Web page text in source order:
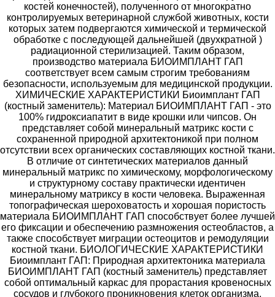
костей конечностей), полученного от многократно
контролируемых ветеринарной службой животных, кости
которых затем подвергаются химической и термической
обработке с последующей дальнейшей (двухкратной )
радиационной стерилизацией. Таким образом,
производство материала БИОИМПЛАНТ ГАП
соответствует всем самым строгим требованиям
безопасности, используемым для медицинской продукции.
ХИМИЧЕСКИЕ ХАРАКТЕРИСТИКИ Биоимплант ГАП
(костный заменитель): Материал БИОИМПЛАНТ ГАП - это
100% гидроксиапатит в виде крошки или чипсов. Он
представляет собой минеральный матрикс кости с
сохраненной природной архитектоникой при полном
отсутствии всех органических составляющих костной ткани.
В отличие от синтетических материалов данный
минеральный матрикс по химическому, морфологическому
и структурному составу практически идентичен
минеральному матриксу в кости человека. Выраженная
топографическая шероховатость и хорошая пористость
материала БИОИМПЛАНТ ГАП способствует более лучшей
его фиксации и обеспечению размножения остеобластов, а
также способствует миграции остеоцитов и ремодуляции
костной ткани. БИОЛОГИЧЕСКИЕ ХАРАКТЕРИСТИКИ
Биоимплант ГАП: Природная архитектоника материала
БИОИМПЛАНТ ГАП (костный заменитель) представляет
собой оптимальный каркас для прорастания кровеносных
сосудов и глубокого проникновения клеток организма,